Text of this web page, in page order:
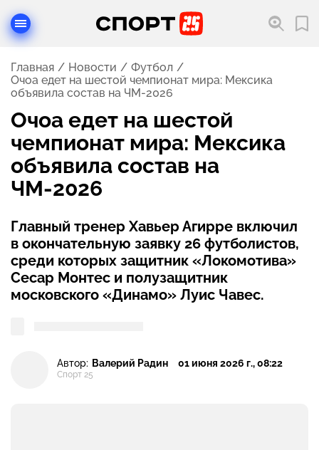
Главная Новости
Футбол
Очоа едет на шестой чемпионат мира: Мексика
объявила состав на ЧМ-2026
Очоа едет на шестой
чемпионат мира: Мексика
объявила состав на
ЧМ-2026
Главный тренер Хавьер Агирре включил
в окончательную заявку 26 футболистов,
среди которых защитник «Локомотива»
Сесар Монтес и полузащитник
московского «Динамо» Луис Чавес.
Автор: Валерий Радин
Спорт 25
01 июня 2026 г., 08:22